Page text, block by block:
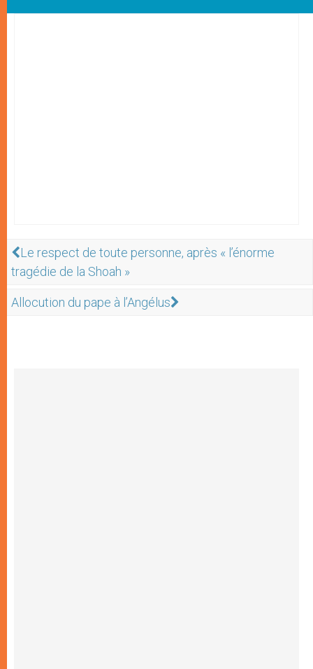
Le respect de toute personne, après « l’énorme
tragédie de la Shoah »
Allocution du pape à l’Angélus